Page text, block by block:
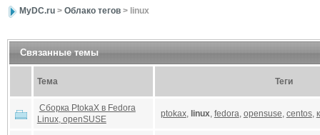
MyDC.ru> Облако тегов> linux
Связанные темы
Тема Теги
Сборка PtokaX в Fedora
Linux, openSUSE
ptokax, linux, fedora, opensuse, centos,